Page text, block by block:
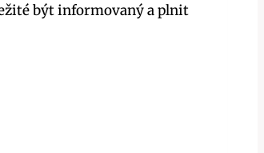
být informovaný a plnit